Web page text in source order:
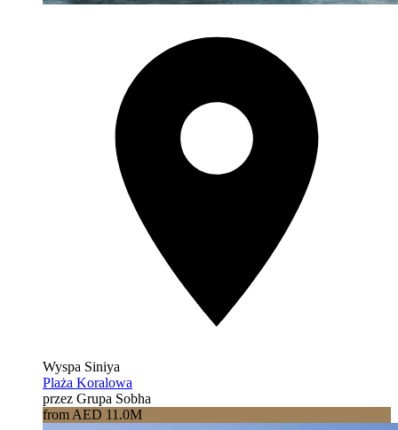
Wyspa Siniya
Plaża Koralowa
przez Grupa Sobha
from AED 11.0M